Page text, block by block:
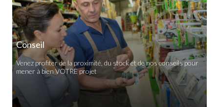
Conseil
Venez profiter de la proximité, du stock et de nos conseils pour
mener à bien VOTRE projet